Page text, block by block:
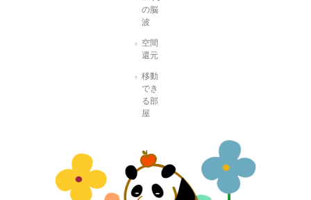
の脳
波
空間
還元
移動
でき
る部
屋